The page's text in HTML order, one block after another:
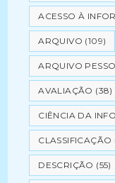
ACESSO À
ARQUIVO (109)
ARQUIVO
AVALIAÇÃO (38)
CIÊNCIA DA
CLASSIFICAÇÃO
DESCRIÇÃO (55)